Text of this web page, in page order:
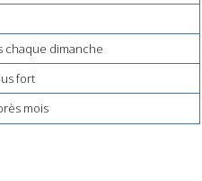
chaque dimanche
fort
mois